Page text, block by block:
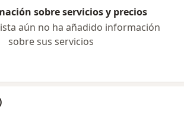
sobre servicios y precios
aún no ha añadido información
sobre sus servicios